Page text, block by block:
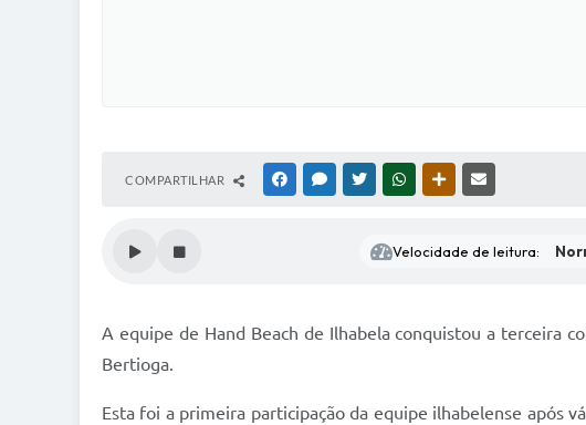
COMPARTILHAR FACEBOOKMESSENGER
TWITTERWHATSAPPOUTRAS MÍDIAS
Velocidade de leitura:
A equipe de Hand Beach de Ilhabela conquistou a terceira
Bertioga.
Esta foi a primeira participação da equipe ilhabelense após